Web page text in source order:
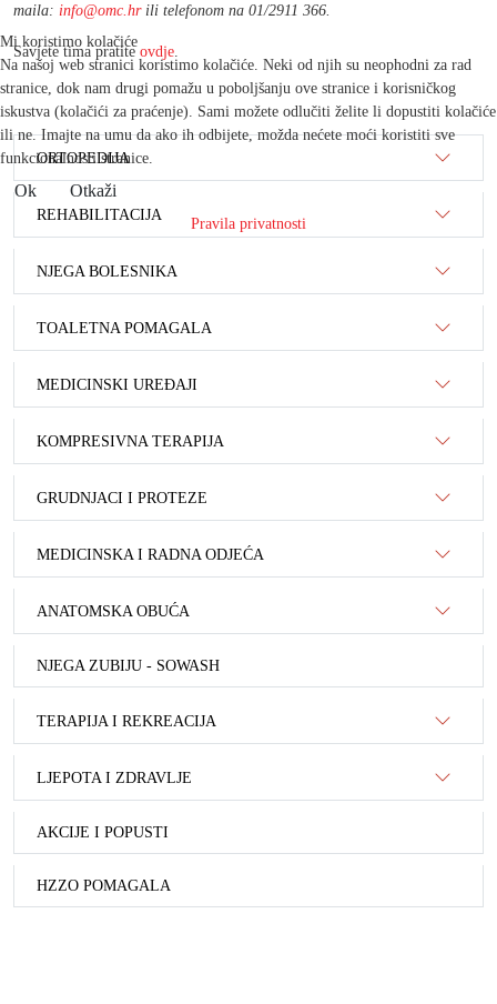
maila: info@omc.hrili telefonom na 01/2911 366.
Savjete tima pratiteovdje.
ORTOPEDIJA
REHABILITACIJA
NJEGA BOLESNIKA
TOALETNA POMAGALA
MEDICINSKI UREĐAJI
KOMPRESIVNA TERAPIJA
GRUDNJACI I PROTEZE
MEDICINSKA I RADNA ODJEĆA
ANATOMSKA OBUĆA
NJEGA ZUBIJU - SOWASH
TERAPIJA I REKREACIJA
LJEPOTA I ZDRAVLJE
AKCIJE I POPUSTI
HZZO POMAGALA
Mi koristimo kolačiće
Na našoj web stranici koristimo kolačiće. Neki od njih su neophodni za rad
stranice, dok nam drugi pomažu u poboljšanju ove stranice i korisničkog
iskustva (kolačići za praćenje). Sami možete odlučiti želite li dopustiti kolačiće
ili ne. Imajte na umu da ako ih odbijete, možda nećete moći koristiti sve
funkcionalnosti stranice.
Ok Otkaži
Pravila privatnosti